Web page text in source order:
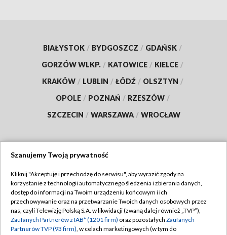
BIAŁYSTOK / BYDGOSZCZ / GDAŃSK /
GORZÓW WLKP. / KATOWICE / KIELCE /
KRAKÓW / LUBLIN / ŁÓDŹ / OLSZTYN /
OPOLE / POZNAŃ / RZESZÓW /
SZCZECIN / WARSZAWA / WROCŁAW
TVP
Abonament TVP
Emisja w TVP
Regulamin TVP
Polityka prywatności
Szanujemy Twoją prywatność
Kliknij "Akceptuję i przechodzę do serwisu", aby wyrazić zgody na
korzystanie z technologii automatycznego śledzenia i zbierania danych,
dostęp do informacji na Twoim urządzeniu końcowym i ich
przechowywanie oraz na przetwarzanie Twoich danych osobowych przez
nas, czyli Telewizję Polską S.A. w likwidacji (zwaną dalej również „TVP”),
Zaufanych Partnerów z IAB* (1201 firm) oraz pozostałych Zaufanych
Partnerów TVP (93 firm), w celach marketingowych (w tym do